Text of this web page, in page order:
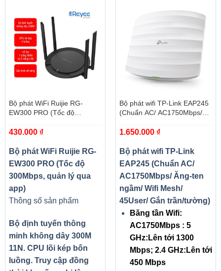
Bộ phát WiFi Ruijie RG-
EW300 PRO (Tốc độ
430.000 ₫
Bộ phát WiFi Ruijie RG-
EW300 PRO (Tốc độ
300Mbps, quản lý qua
app)
Thông số sản phẩm
Bộ định tuyến thông
minh không dây 300M
11N. CPU lõi kép bốn
luồng. Truy cập đồng
Bộ phát wifi TP-Link EAP245
(Chuẩn AC/ AC1750Mbps/
45User/ Gắn trần/tường)
1.650.000 ₫
Bộ phát wifi TP-Link
EAP245 (Chuẩn AC/
AC1750Mbps/ Ăng-ten
ngầm/ Wifi Mesh/
45User/ Gắn trần/tường)
Băng tần Wifi:
AC1750Mbps : 5
GHz:Lên tới 1300
Mbps; 2.4 GHz:Lên tới
450 Mbps